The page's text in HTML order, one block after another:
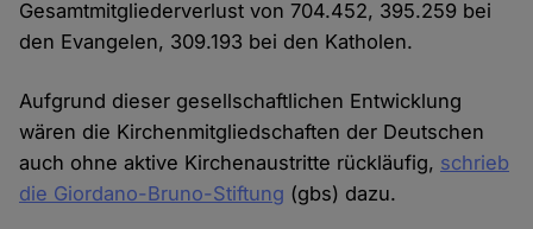
Gesamtmitgliederverlust von 704.452, 395.259 bei
den Evangelen, 309.193 bei den Katholen.
Aufgrund dieser gesellschaftlichen Entwicklung
wären die Kirchenmitgliedschaften der Deutschen
auch ohne aktive Kirchenaustritte rückläufig, schrieb
die Giordano-Bruno-Stiftung (gbs) dazu.